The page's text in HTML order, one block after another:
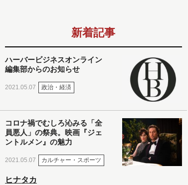
新着記事
ハーバービジネスオンライン
編集部からのお知らせ
2021.05.07 政治・経済
コロナ禍でむしろ沁みる「全
員悪人」の祭典。映画『ジェ
ントルメン』の魅力
2021.05.07 カルチャー・スポーツ
ヒナタカ